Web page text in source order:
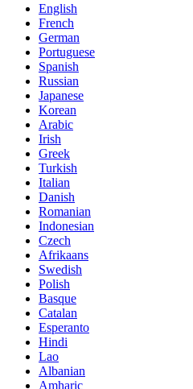
English
French
German
Portuguese
Spanish
Russian
Japanese
Korean
Arabic
Irish
Greek
Turkish
Italian
Danish
Romanian
Indonesian
Czech
Afrikaans
Swedish
Polish
Basque
Catalan
Esperanto
Hindi
Lao
Albanian
Amharic